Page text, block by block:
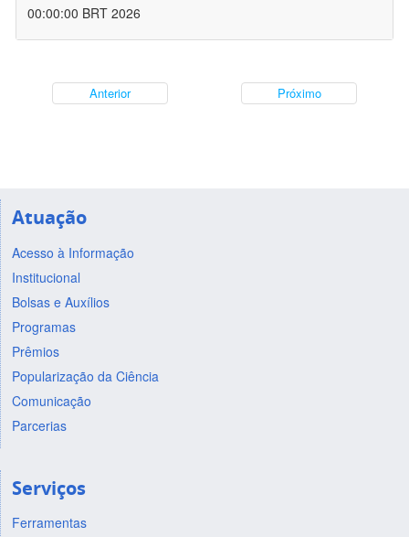
00:00:00 BRT 2026
Anterior Próximo
Atuação
Acesso à Informação
Institucional
Bolsas e Auxílios
Programas
Prêmios
Popularização da Ciência
Comunicação
Parcerias
Serviços
Ferramentas